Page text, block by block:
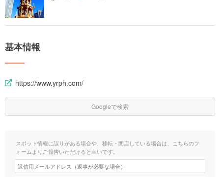
基本情報
https://www.yrph.com/
Googleで検索
スポット情報に誤りがある場合や、移転・閉店している場合は、こちらのフ
ォームよりご報告いただけると幸いです。